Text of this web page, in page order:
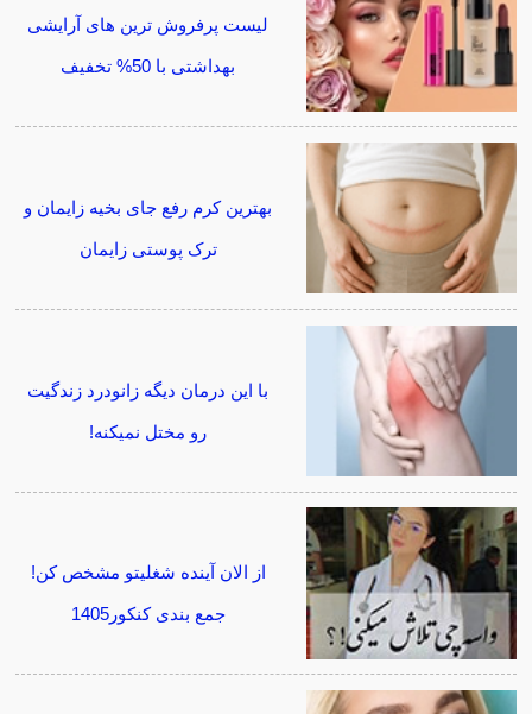
لیست پرفروش ترین های آرایشی
بهداشتی با 50% تخفیف
بهترین کرم رفع جای بخیه زایمان و
ترک پوستی زایمان
با این درمان دیگه زانودرد زندگیت
رو مختل نمیکنه!
از الان آینده شغلیتو مشخص کن!
جمع بندی کنکور1405